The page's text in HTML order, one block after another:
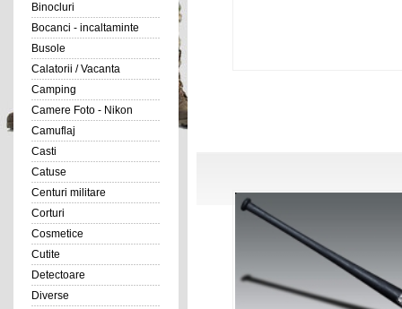
Binocluri
Bocanci - incaltaminte
Busole
Calatorii / Vacanta
Camping
Camere Foto - Nikon
Camuflaj
Casti
Catuse
Centuri militare
Corturi
Cosmetice
Cutite
Detectoare
Diverse